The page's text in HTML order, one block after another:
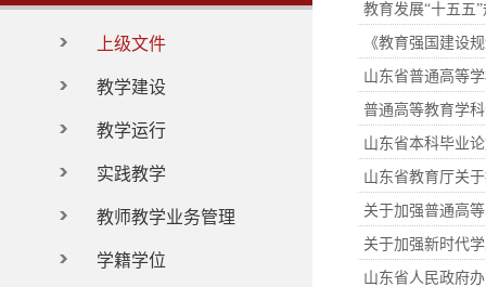
上级文件
教学建设
教学运行
实践教学
教师教学业务管理
学籍学位
教育发展“十五五”
《教育强国建设
山东省普通高等
普通高等教育学
山东省本科毕业
山东省教育厅关
关于加强普通高
关于加强新时代
山东省人民政府